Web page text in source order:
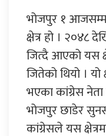
भोजपुर १
क्षेत्र हो । २०४८
जित्दै आएको यस
जितेको थियो । यो
भएका कांग्रेस नेता
भोजपुर छाडेर
कांग्रेसले यस